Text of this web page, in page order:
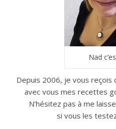
Nad
Depuis 2006, je vous reçois
avec vous mes recettes
N’hésitez pas à me
si vous les